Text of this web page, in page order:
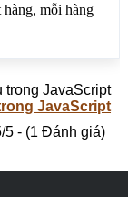
trong JavaScript
JavaScript
5 - (1 Đánh giá)